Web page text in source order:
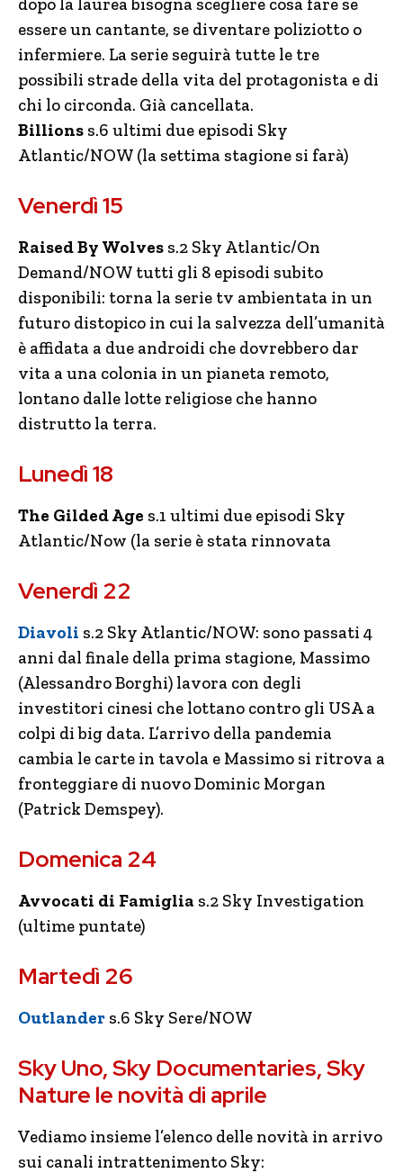
essere un cantante, se diventare poliziotto o
infermiere. La serie seguirà tutte le tre
possibili strade della vita del protagonista e di
chi lo circonda. Già cancellata.
Billions s.6 ultimi due episodi Sky
Atlantic/NOW (la settima stagione si farà)
Venerdì 15
Raised By Wolves s.2 Sky Atlantic/On
Demand/NOW tutti gli 8 episodi subito
disponibili: torna la serie tv ambientata in un
futuro distopico in cui la salvezza dell’umanità
è affidata a due androidi che dovrebbero dar
vita a una colonia in un pianeta remoto,
lontano dalle lotte religiose che hanno
distrutto la terra.
Lunedì 18
The Gilded Age s.1 ultimi due episodi Sky
Atlantic/Now (la serie è stata rinnovata
Venerdì 22
Diavoli s.2 Sky Atlantic/NOW: sono passati 4
anni dal finale della prima stagione, Massimo
(Alessandro Borghi) lavora con degli
investitori cinesi che lottano contro gli USA a
colpi di big data. L’arrivo della pandemia
cambia le carte in tavola e Massimo si ritrova a
fronteggiare di nuovo Dominic Morgan
(Patrick Demspey).
Domenica 24
Avvocati di Famiglia s.2 Sky Investigation
(ultime puntate)
Martedì 26
Outlander s.6 Sky Sere/NOW
Sky Uno, Sky Documentaries, Sky
Nature le novità di aprile
Vediamo insieme l’elenco delle novità in arrivo
sui canali intrattenimento Sky: